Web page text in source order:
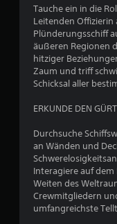
Tauche ein in die
Leitenden
Plünderungsschiff
äußeren Regionen
hitziger
Zaum und triff
Schicksal aller
ERKUNDE DEN
Durchsuche
an Wänden und
Interagiere auf
Weiten des
Crewmitgliedern
umfangreichste